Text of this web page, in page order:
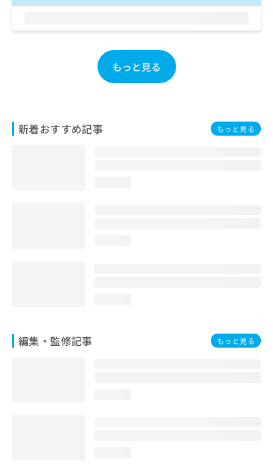
もっと見る
新着おすすめ記事 もっと見る
編集・監修記事 もっと見る
お
い